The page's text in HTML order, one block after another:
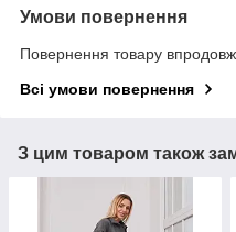
Умови повернення
Повернення товару
Всі умови повернення
З цим товаром також